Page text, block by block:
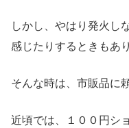
しかし、やはり発火し
感じたりするときもあ
そんな時は、市販品に
近頃では、１００円シ